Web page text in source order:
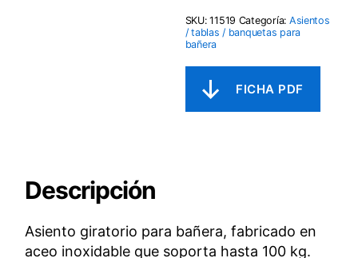
SKU:11519 Categoría: Asientos
/ tablas / banquetas para
bañera
Descripción
Asiento giratorio para bañera, fabricado en
aceo inoxidable que soporta hasta 100 kg.